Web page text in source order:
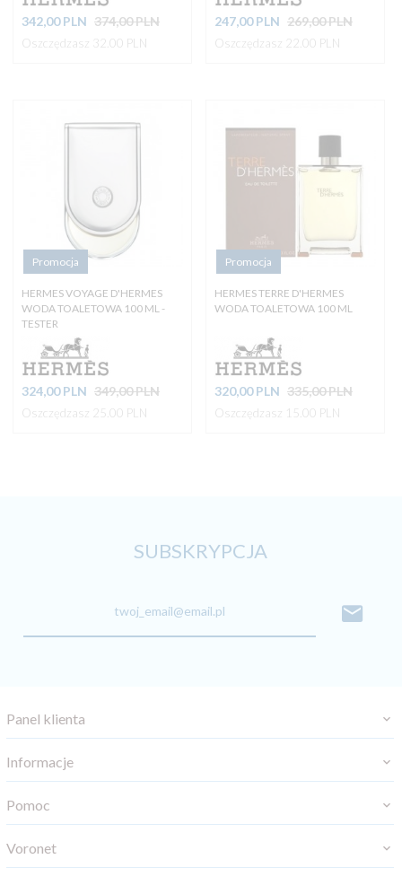
342,00 PLN 374,00 PLN
Oszczędzasz 32.00 PLN
247,00 PLN 269,00 PLN
Oszczędzasz 22.00 PLN
HERMES VOYAGE D'HERMES
WODA TOALETOWA 100 ML -
TESTER
Promocja
324,00 PLN 349,00 PLN
Oszczędzasz 25.00 PLN
HERMES TERRE D'HERMES
WODA TOALETOWA 100 ML
Promocja
320,00 PLN 335,00 PLN
Oszczędzasz 15.00 PLN
SUBSKRYPCJA
twoj_email@email.pl
Panel klienta
Informacje
Pomoc
Voronet